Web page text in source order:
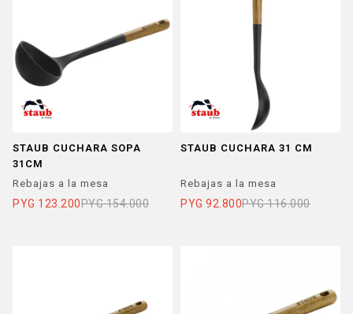
STAUB CUCHARA SOPA
31CM
Rebajas a la mesa
PYG 123.200PYG 154.000
STAUB CUCHARA 31 CM
Rebajas a la mesa
PYG 92.800PYG 116.000